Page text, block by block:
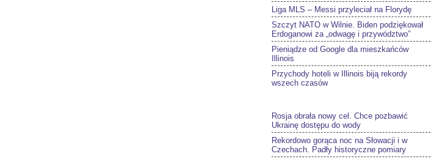
Liga MLS – Messi przyleciał na Florydę
Szczyt NATO w Wilnie. Biden podziękował
Erdoganowi za „odwagę i przywództwo”
Pieniądze od Google dla mieszkańców
Illinois
Przychody hoteli w Illinois biją rekordy
wszech czasów
Rosja obrała nowy cel. Chce pozbawić
Ukrainę dostępu do wody
Rekordowo gorąca noc na Słowacji i w
Czechach. Padły historyczne pomiary